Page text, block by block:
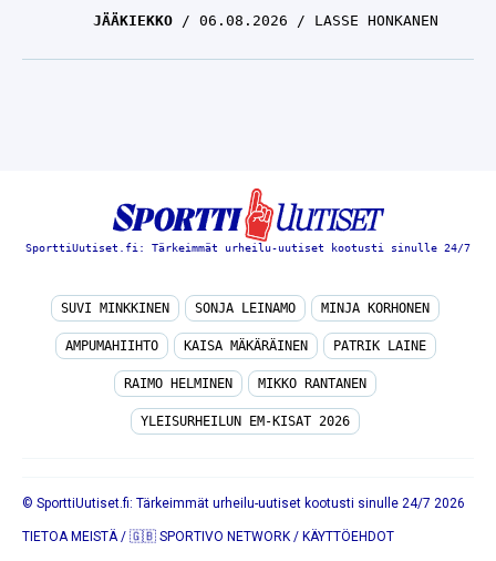
JÄÄKIEKKO 06.08.2026 LASSE HONKANEN
SporttiUutiset.fi: Tärkeimmät urheilu-uutiset kootusti sinulle 24/7
SUVI MINKKINEN SONJA LEINAMO MINJA KORHONEN
AMPUMAHIIHTO KAISA MÄKÄRÄINEN PATRIK LAINE
RAIMO HELMINEN MIKKO RANTANEN
YLEISURHEILUN EM-KISAT 2026
© SporttiUutiset.fi: Tärkeimmät urheilu-uutiset kootusti sinulle 24/7 2026
TIETOA MEISTÄ/ 🇬🇧 SPORTIVO NETWORK / KÄYTTÖEHDOT